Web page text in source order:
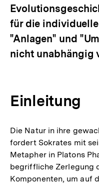
für die
"Anlagen" und
nicht unabhängig
Einleitung
Die Natur in ihre
fordert Sokrates mit
Metapher in Platons
begriffliche Zerlegung
Komponenten, um auf